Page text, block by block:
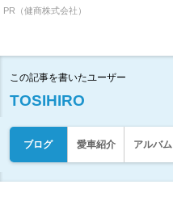
PR（健商株式会社）
この記事を書いたユーザー
TOSIHIRO
ブログ 愛車紹介 アルバム